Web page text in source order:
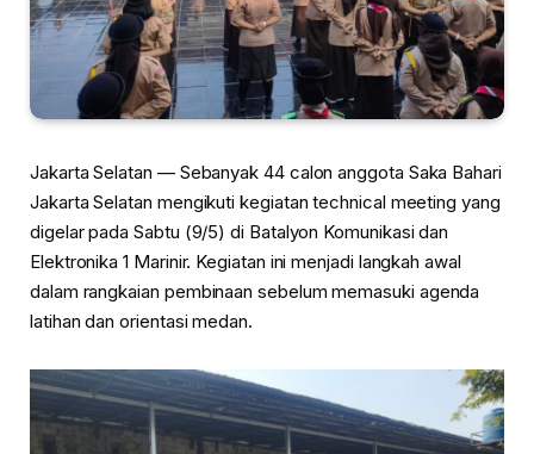
Jakarta Selatan — Sebanyak 44 calon anggota Saka Bahari
Jakarta Selatan mengikuti kegiatan technical meeting yang
digelar pada Sabtu (9/5) di Batalyon Komunikasi dan
Elektronika 1 Marinir. Kegiatan ini menjadi langkah awal
dalam rangkaian pembinaan sebelum memasuki agenda
latihan dan orientasi medan.